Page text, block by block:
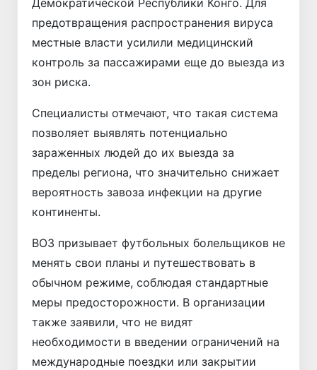
Демократической Республики Конго. Для
предотвращения распространения вируса
местные власти усилили медицинский
контроль за пассажирами еще до выезда из
зон риска.
Специалисты отмечают, что такая система
позволяет выявлять потенциально
зараженных людей до их выезда за
пределы региона, что значительно снижает
вероятность завоза инфекции на другие
континенты.
ВОЗ призывает футбольных болельщиков не
менять свои планы и путешествовать в
обычном режиме, соблюдая стандартные
меры предосторожности. В организации
также заявили, что не видят
необходимости в введении ограничений на
международные поездки или закрытии